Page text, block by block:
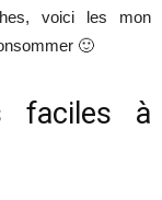
voici les mon
🙂
faciles à